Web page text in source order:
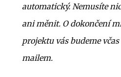
automatický. Nemusíte
ani měnit. O dokončení
projektu vás budeme
mailem.